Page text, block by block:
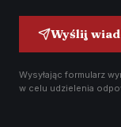
Wyślij
Wysyłając formularz
w celu udzielenia